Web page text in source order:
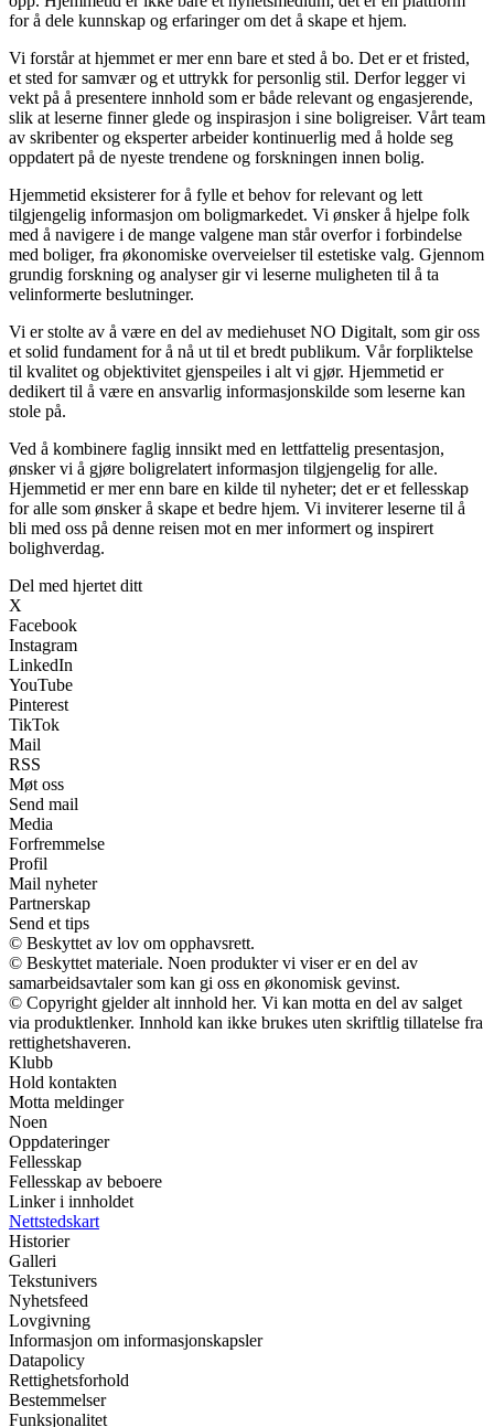
for å dele kunnskap og erfaringer om det å skape et hjem.
Vi forstår at hjemmet er mer enn bare et sted å bo. Det er et fristed,
et sted for samvær og et uttrykk for personlig stil. Derfor legger vi
vekt på å presentere innhold som er både relevant og engasjerende,
slik at leserne finner glede og inspirasjon i sine boligreiser. Vårt team
av skribenter og eksperter arbeider kontinuerlig med å holde seg
oppdatert på de nyeste trendene og forskningen innen bolig.
Hjemmetid eksisterer for å fylle et behov for relevant og lett
tilgjengelig informasjon om boligmarkedet. Vi ønsker å hjelpe folk
med å navigere i de mange valgene man står overfor i forbindelse
med boliger, fra økonomiske overveielser til estetiske valg. Gjennom
grundig forskning og analyser gir vi leserne muligheten til å ta
velinformerte beslutninger.
Vi er stolte av å være en del av mediehuset NO Digitalt, som gir oss
et solid fundament for å nå ut til et bredt publikum. Vår forpliktelse
til kvalitet og objektivitet gjenspeiles i alt vi gjør. Hjemmetid er
dedikert til å være en ansvarlig informasjonskilde som leserne kan
stole på.
Ved å kombinere faglig innsikt med en lettfattelig presentasjon,
ønsker vi å gjøre boligrelatert informasjon tilgjengelig for alle.
Hjemmetid er mer enn bare en kilde til nyheter; det er et fellesskap
for alle som ønsker å skape et bedre hjem. Vi inviterer leserne til å
bli med oss på denne reisen mot en mer informert og inspirert
bolighverdag.
Del med hjertet ditt
X
Facebook
Instagram
LinkedIn
YouTube
Pinterest
TikTok
Mail
RSS
Møt oss
Send mail
Media
Forfremmelse
Profil
Mail nyheter
Partnerskap
Send et tips
© Beskyttet av lov om opphavsrett.
© Beskyttet materiale. Noen produkter vi viser er en del av
samarbeidsavtaler som kan gi oss en økonomisk gevinst.
© Copyright gjelder alt innhold her. Vi kan motta en del av salget
via produktlenker. Innhold kan ikke brukes uten skriftlig tillatelse fra
rettighetshaveren.
Klubb
Hold kontakten
Motta meldinger
Noen
Oppdateringer
Fellesskap
Fellesskap av beboere
Linker i innholdet
Nettstedskart
Historier
Galleri
Tekstunivers
Nyhetsfeed
Lovgivning
Informasjon om informasjonskapsler
Datapolicy
Rettighetsforhold
Bestemmelser
Funksjonalitet